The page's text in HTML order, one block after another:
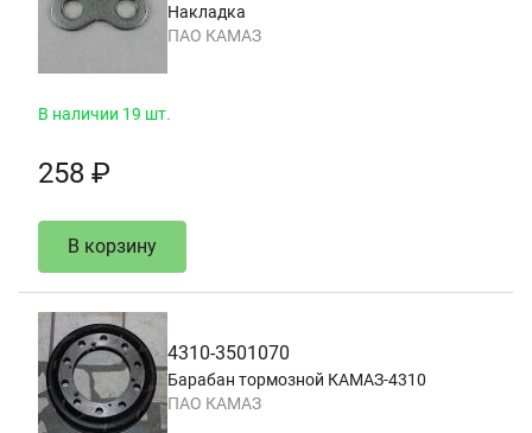
Накладка
ПАО КАМАЗ
В наличии 19 шт.
258 ₽
В корзину
4310-3501070
Барабан тормозной КАМАЗ-4310
ПАО КАМАЗ